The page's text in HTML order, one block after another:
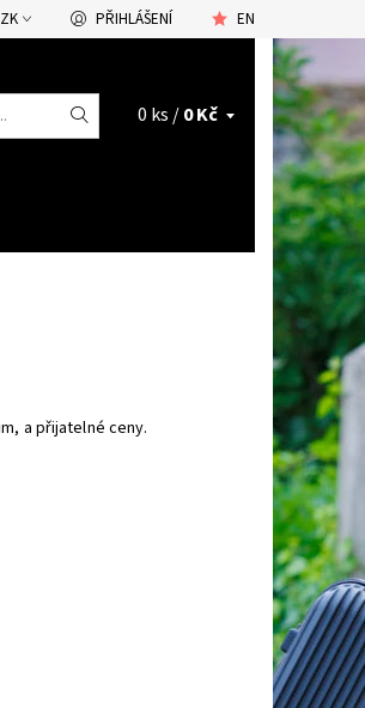
PŘIHLÁŠENÍ EN
0 ks /0 Kč
a přijatelné ceny.